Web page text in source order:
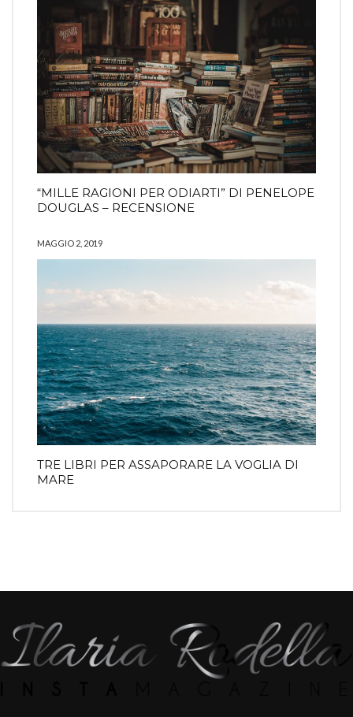
“MILLE RAGIONI PER ODIARTI” DI PENELOPE
DOUGLAS – RECENSIONE
MAGGIO 2, 2019
TRE LIBRI PER ASSAPORARE LA VOGLIA DI
MARE